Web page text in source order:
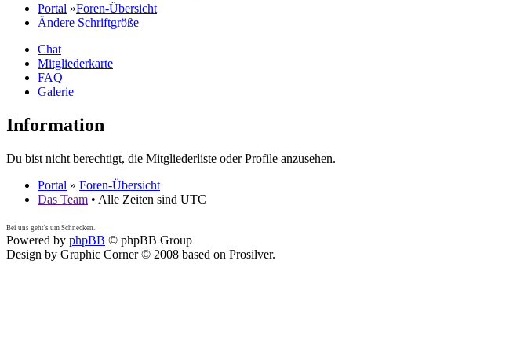
Portal »Foren-Übersicht
Ändere Schriftgröße
Chat
Mitgliederkarte
FAQ
Galerie
Information
Du bist nicht berechtigt, die Mitgliederliste oder Profile anzusehen.
Portal » Foren-Übersicht
Das Team • Alle Zeiten sind UTC
Bei uns geht's um Schnecken.
Powered by phpBB © phpBB Group
Design by Graphic Corner © 2008 based on Prosilver.